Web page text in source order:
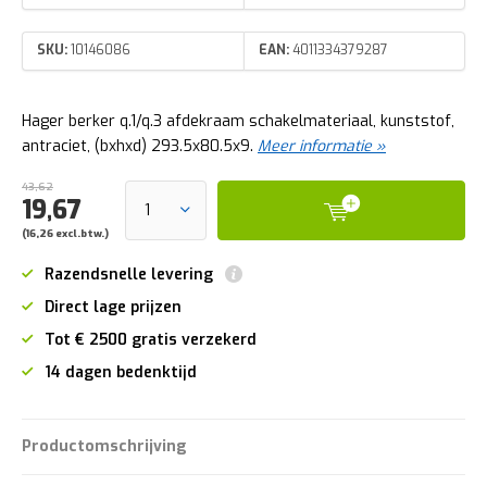
SKU:10146086 EAN:4011334379287
Hager berker q.1/q.3 afdekraam schakelmateriaal, kunststof,
antraciet, (bxhxd) 293.5x80.5x9. Meer informatie »
43,62
19,67
(16,26 excl.btw.)
Razendsnelle levering
Direct lage prijzen
Tot € 2500 gratis verzekerd
14 dagen bedenktijd
Productomschrijving